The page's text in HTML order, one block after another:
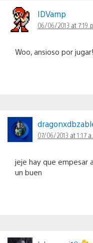
IDVamp
06/06/2013 at 7:19
Woo, ansioso por jugar!
07/06/2013 at 1:17
jeje hay que empesar
un buen